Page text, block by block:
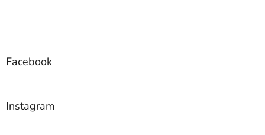
Z
Facebook
Instagram